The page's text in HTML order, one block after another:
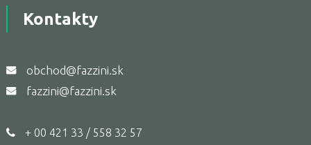
Kontakty
obchod@fazzini.sk
fazzini@fazzini.sk
+ 00 421 33 / 558 32 57